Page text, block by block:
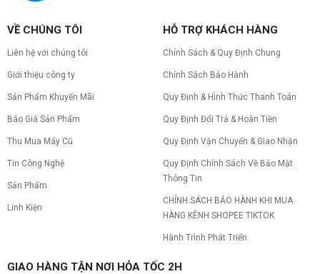
VỀ CHÚNG TÔI
Liên hệ với chúng tôi
Giới thiệu công ty
Sản Phẩm Khuyến Mãi
Báo Giá Sản Phẩm
Thu Mua Máy Cũ
Tin Công Nghệ
Sản Phẩm
Linh Kiện
HỖ TRỢ KHÁCH HÀNG
Chính Sách & Quy Định Chung
Chính Sách Bảo Hành
Quy Định & Hình Thức Thanh Toán
Quy Định Đổi Trả & Hoàn Tiền
Quy Định Vận Chuyển & Giao Nhận
Quy Định Chính Sách Về Bảo Mật
Thông Tin
CHÍNH SÁCH BẢO HÀNH KHI MUA
HÀNG KÊNH SHOPEE TIKTOK
Hành Trình Phát Triển
GIAO HÀNG TẬN NƠI HỎA TỐC 2H